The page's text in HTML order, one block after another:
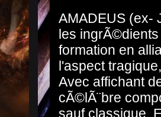
AMADEUS (ex-
les
formation en
l'aspect
Avec affichant
cÃ©lÃ¨bre
sauf classique.